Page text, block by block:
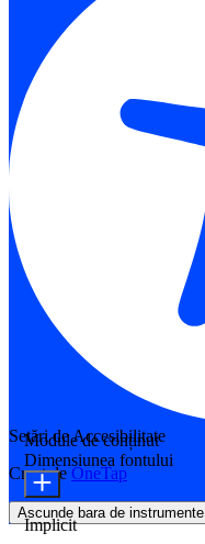
Setări de Accesibilitate
Creat de OneTap
Ascunde bara de instrumente
Module de conținut
Dimensiunea fontului
Implicit